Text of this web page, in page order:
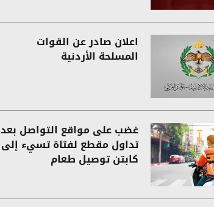
اعلان صادر عن القوات
المسلحة الأردنية
غضب على مواقع التواصل بعد
تداول مقطع لفتاة تسيء إلى
كابتن توصيل طعام